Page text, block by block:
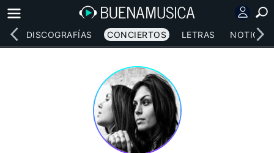
DISCOGRAFÍAS CONCIERTOS LETRAS NOTICIAS